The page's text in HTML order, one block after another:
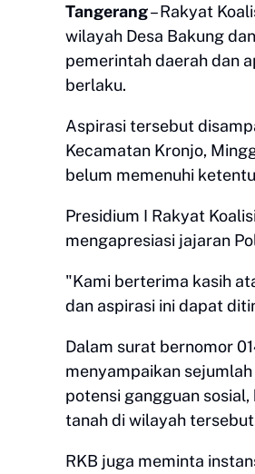
Tangerang– Rakyat
wilayah Desa Bakung
pemerintah daerah dan
berlaku.
Aspirasi tersebut
Kecamatan Kronjo,
belum memenuhi
Presidium I Rakyat
mengapresiasi jajaran
"Kami berterima kasih
dan aspirasi ini dapat
Dalam surat bernomor
menyampaikan
potensi gangguan
tanah di wilayah
RKB juga meminta